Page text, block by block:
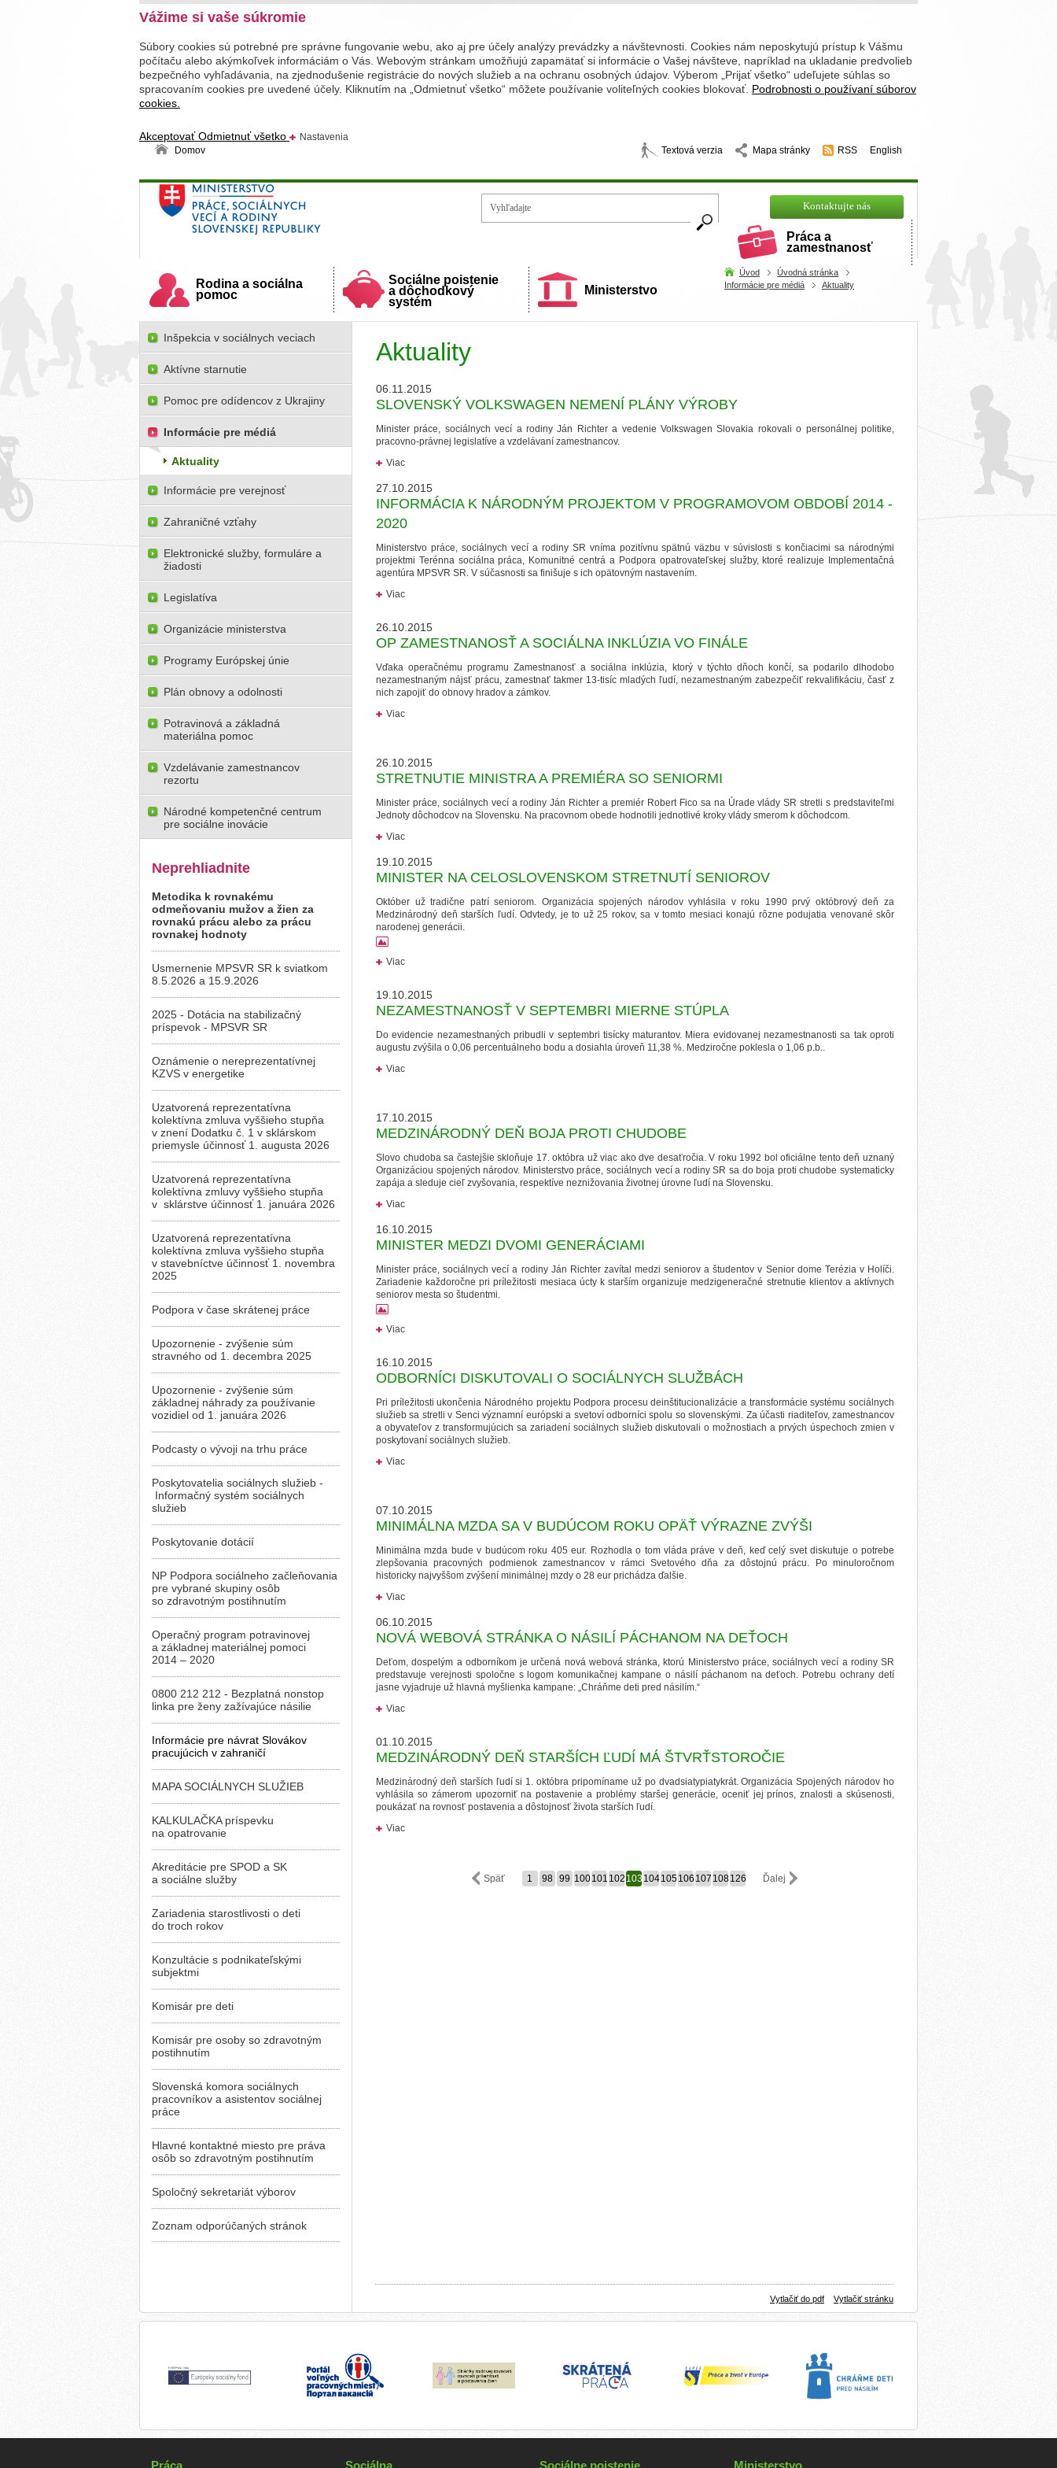
Vážime si vaše súkromie
Súbory cookies sú potrebné pre správne fungovanie webu, ako aj pre účely analýzy prevádzky a návštevnosti. Cookies nám neposkytujú prístup k Vášmu
počítaču alebo akýmkoľvek informáciám o Vás. Webovým stránkam umožňujú zapamätať si informácie o Vašej návšteve, napríklad na ukladanie predvolieb
bezpečného vyhľadávania, na zjednodušenie registrácie do nových služieb a na ochranu osobných údajov. Výberom „Prijať všetko“ udeľujete súhlas so
spracovaním cookies pre uvedené účely. Kliknutím na „Odmietnuť všetko“ môžete používanie voliteľných cookies blokovať. Podrobnosti o používaní súborov
cookies.
AkceptovaťOdmietnuť všetko
Nastavenia
Domov
Textová verzia Mapa stránky RSS English
Ministerstvo práce, sociálnych vecí a rodiny
Slovenskej republiky
Kontaktujte nás
Práca a
zamestnanosť
Rodina a sociálna
pomoc
Sociálne poistenie
a dôchodkový
systém
Ministerstvo
Úvod
Úvodná stránka
Informácie pre médiá
Aktuality
Aktuality
06.11.2015
SLOVENSKÝ VOLKSWAGEN NEMENÍ PLÁNY VÝROBY
Minister práce, sociálnych vecí a rodiny Ján Richter a vedenie Volkswagen Slovakia rokovali o personálnej politike,
pracovno-právnej legislatíve a vzdelávaní zamestnancov.
Viac
27.10.2015
INFORMÁCIA K NÁRODNÝM PROJEKTOM V PROGRAMOVOM OBDOBÍ 2014 -
2020
Ministerstvo práce, sociálnych vecí a rodiny SR vníma pozitívnu spätnú väzbu v súvislosti s končiacimi sa národnými
projektmi Terénna sociálna práca, Komunitné centrá a Podpora opatrovateľskej služby, ktoré realizuje Implementačná
agentúra MPSVR SR. V súčasnosti sa finišuje s ich opätovným nastavením.
Viac
26.10.2015
OP ZAMESTNANOSŤ A SOCIÁLNA INKLÚZIA VO FINÁLE
Vďaka operačnému programu Zamestnanosť a sociálna inklúzia, ktorý v týchto dňoch končí, sa podarilo dlhodobo
nezamestnaným nájsť prácu, zamestnať takmer 13-tisíc mladých ľudí, nezamestnaným zabezpečiť rekvalifikáciu, časť z
nich zapojiť do obnovy hradov a zámkov.
Viac
26.10.2015
STRETNUTIE MINISTRA A PREMIÉRA SO SENIORMI
Minister práce, sociálnych vecí a rodiny Ján Richter a premiér Robert Fico sa na Úrade vlády SR stretli s predstaviteľmi
Jednoty dôchodcov na Slovensku. Na pracovnom obede hodnotili jednotlivé kroky vlády smerom k dôchodcom.
Viac
19.10.2015
MINISTER NA CELOSLOVENSKOM STRETNUTÍ SENIOROV
Október už tradične patrí seniorom. Organizácia spojených národov vyhlásila v roku 1990 prvý októbrový deň za
Medzinárodný deň starších ľudí. Odvtedy, je to už 25 rokov, sa v tomto mesiaci konajú rôzne podujatia venované skôr
narodenej generácii.
Viac
19.10.2015
NEZAMESTNANOSŤ V SEPTEMBRI MIERNE STÚPLA
Do evidencie nezamestnaných pribudli v septembri tisícky maturantov. Miera evidovanej nezamestnanosti sa tak oproti
augustu zvýšila o 0,06 percentuálneho bodu a dosiahla úroveň 11,38 %. Medziročne poklesla o 1,06 p.b..
Viac
17.10.2015
MEDZINÁRODNÝ DEŇ BOJA PROTI CHUDOBE
Slovo chudoba sa častejšie skloňuje 17. októbra už viac ako dve desaťročia. V roku 1992 bol oficiálne tento deň uznaný
Organizáciou spojených národov. Ministerstvo práce, sociálnych vecí a rodiny SR sa do boja proti chudobe systematicky
zapája a sleduje cieľ zvyšovania, respektíve neznižovania životnej úrovne ľudí na Slovensku.
Viac
16.10.2015
MINISTER MEDZI DVOMI GENERÁCIAMI
Minister práce, sociálnych vecí a rodiny Ján Richter zavítal medzi seniorov a študentov v Senior dome Terézia v Holíči.
Zariadenie každoročne pri príležitosti mesiaca úcty k starším organizuje medzigeneračné stretnutie klientov a aktívnych
seniorov mesta so študentmi.
Viac
16.10.2015
ODBORNÍCI DISKUTOVALI O SOCIÁLNYCH SLUŽBÁCH
Pri príležitosti ukončenia Národného projektu Podpora procesu deinštitucionalizácie a transformácie systému sociálnych
služieb sa stretli v Senci významní európski a svetoví odborníci spolu so slovenskými. Za účasti riaditeľov, zamestnancov
a obyvateľov z transformujúcich sa zariadení sociálnych služieb diskutovali o možnostiach a prvých úspechoch zmien v
poskytovaní sociálnych služieb.
Viac
07.10.2015
MINIMÁLNA MZDA SA V BUDÚCOM ROKU OPÄŤ VÝRAZNE ZVÝŠI
Minimálna mzda bude v budúcom roku 405 eur. Rozhodla o tom vláda práve v deň, keď celý svet diskutuje o potrebe
zlepšovania pracovných podmienok zamestnancov v rámci Svetového dňa za dôstojnú prácu. Po minuloročnom
historicky najvyššom zvýšení minimálnej mzdy o 28 eur prichádza ďalšie.
Viac
06.10.2015
NOVÁ WEBOVÁ STRÁNKA O NÁSILÍ PÁCHANOM NA DEŤOCH
Deťom, dospelým a odborníkom je určená nová webová stránka, ktorú Ministerstvo práce, sociálnych vecí a rodiny SR
predstavuje verejnosti spoločne s logom komunikačnej kampane o násilí páchanom na deťoch. Potrebu ochrany detí
jasne vyjadruje už hlavná myšlienka kampane: „Chráňme deti pred násilím.“
Viac
01.10.2015
MEDZINÁRODNÝ DEŇ STARŠÍCH ĽUDÍ MÁ ŠTVRŤSTOROČIE
Medzinárodný deň starších ľudí si 1. októbra pripomíname už po dvadsiatypiatykrát. Organizácia Spojených národov ho
vyhlásila so zámerom upozorniť na postavenie a problémy staršej generácie, oceniť jej prínos, znalosti a skúsenosti,
poukázať na rovnosť postavenia a dôstojnosť života starších ľudí.
Viac
Späť 1 98 99 100101 102 103 104105106 107 108126 Ďalej
Inšpekcia v sociálnych veciach
Aktívne starnutie
Pomoc pre odídencov z Ukrajiny
Informácie pre médiá
Aktuality
Informácie pre verejnosť
Zahraničné vzťahy
Elektronické služby, formuláre a
žiadosti
Legislatíva
Organizácie ministerstva
Programy Európskej únie
Plán obnovy a odolnosti
Potravinová a základná
materiálna pomoc
Vzdelávanie zamestnancov
rezortu
Národné kompetenčné centrum
pre sociálne inovácie
Neprehliadnite
Metodika k rovnakému
odmeňovaniu mužov a žien za
rovnakú prácu alebo za prácu
rovnakej hodnoty
Usmernenie MPSVR SR k sviatkom
8.5.2026 a 15.9.2026
2025 - Dotácia na stabilizačný
príspevok - MPSVR SR
Oznámenie o nereprezentatívnej
KZVS v energetike
Uzatvorená reprezentatívna
kolektívna zmluva vyššieho stupňa
v znení Dodatku č. 1 v sklárskom
priemysle účinnosť 1. augusta 2026
Uzatvorená reprezentatívna
kolektívna zmluvy vyššieho stupňa
v sklárstve účinnosť 1. januára 2026
Uzatvorená reprezentatívna
kolektívna zmluva vyššieho stupňa
v stavebníctve účinnosť 1. novembra
2025
Podpora v čase skrátenej práce
Upozornenie - zvýšenie súm
stravného od 1. decembra 2025
Upozornenie - zvýšenie súm
základnej náhrady za používanie
vozidiel od 1. januára 2026
Podcasty o vývoji na trhu práce
Poskytovatelia sociálnych služieb -
Informačný systém sociálnych
služieb
Poskytovanie dotácií
NP Podpora sociálneho začleňovania
pre vybrané skupiny osôb
so zdravotným postihnutím
Operačný program potravinovej
a základnej materiálnej pomoci
2014 – 2020
0800 212 212 - Bezplatná nonstop
linka pre ženy zažívajúce násilie
Informácie pre návrat Slovákov
pracujúcich v zahraničí
MAPA SOCIÁLNYCH SLUŽIEB
KALKULAČKA príspevku
na opatrovanie
Akreditácie pre SPOD a SK
a sociálne služby
Zariadenia starostlivosti o deti
do troch rokov
Konzultácie s podnikateľskými
subjektmi
Komisár pre deti
Komisár pre osoby so zdravotným
postihnutím
Slovenská komora sociálnych
pracovníkov a asistentov sociálnej
práce
Hlavné kontaktné miesto pre práva
osôb so zdravotným postihnutím
Spoločný sekretariát výborov
Zoznam odporúčaných stránok
Vytlačiť do pdf Vytlačiť stránku
Práca Sociálna Sociálne poistenie Ministerstvo